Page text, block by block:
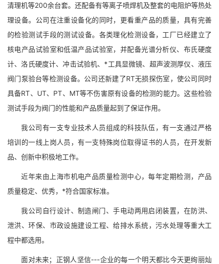
清理机等200余台套。还配备有等离子喷焊机及整套的电阻炉等热处
理设备。公司在注重设备化的同时，更看重产品的质量，具有完善
的检验测试手段的测试设备。各类理化检测设备，工厂已经建立了
核电产品试验室和低温产品试验室，并配备光谱分析仪、布氏硬度
计、洛氏硬度计、冲击试验机、*工具显微镜、超声波测厚仪、液压
阀门泵验台等检测设备。公司还新建了RT无损探伤室，使公司同时
具备RT、UT、PT、MT等不伤害原有设备的检测的能力。这些检验
测试手段为阀门的性能和产品质量起到了保证作用。
我公司有一支专业技术人员组成的科技队伍，有一支通过严格
培训的一线上岗人员，有一支特殊岗位取得证书的人员，在开发新
品、创新中积极地工作。
近年来由上海市机电产品质量检测中心，每年定期检测，产品
质量稳定、优秀，*符合国家标准。
我公司自行设计、制造闸门、手电动两用启闭装置，在防洪、
泄洪、环保、市政设施建设工程、给排水系统，污水处理等重大工
程中都选用。
面对未来；正钢人坚信---企业的每一个明天都比今天更绚丽灿